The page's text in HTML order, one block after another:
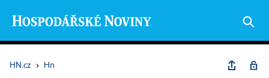
HN.cz › Hn